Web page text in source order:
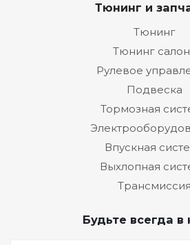
Тюнинг и
Тюнинг
Тюнинг
Рулевое
Подвеска
Тормозная
Впускная
Выхлопная
Трансмиссия
Будьте всегда в